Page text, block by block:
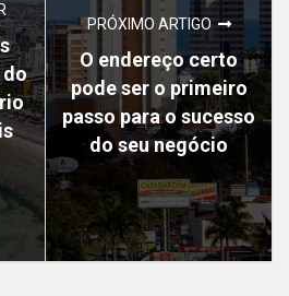
PRÓXIMO ARTIGO
O endereço certo
pode ser o primeiro
passo para o sucesso
do seu negócio